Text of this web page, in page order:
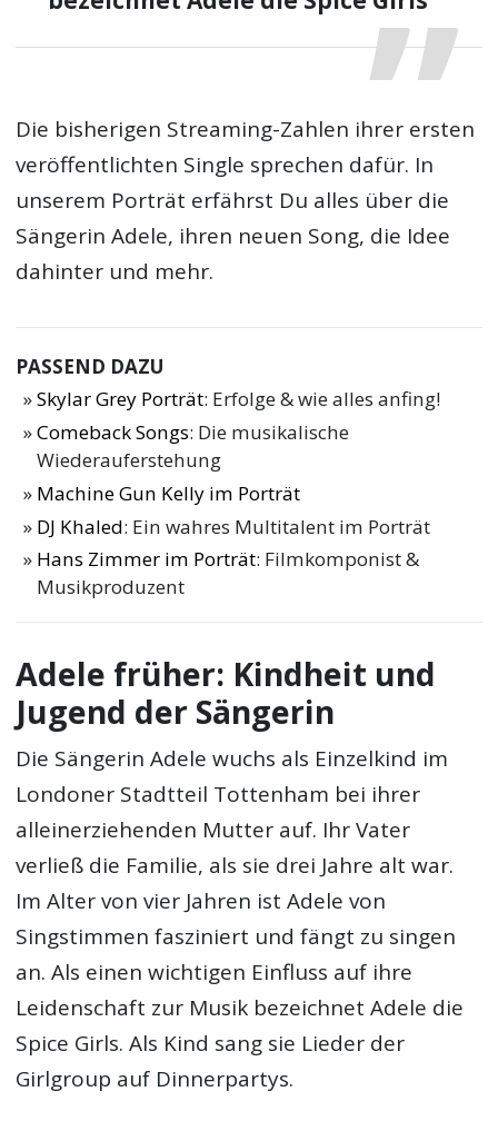
Die bisherigen Streaming-Zahlen ihrer ersten
veröffentlichten Single sprechen dafür. In
unserem Porträt erfährst Du alles über die
Sängerin Adele, ihren neuen Song, die Idee
dahinter und mehr.
PASSEND DAZU
Skylar Grey Porträt: Erfolge & wie alles anfing!
Comeback Songs: Die musikalische
Wiederauferstehung
Machine Gun Kelly im Porträt
DJ Khaled: Ein wahres Multitalent im Porträt
Hans Zimmer im Porträt: Filmkomponist &
Musikproduzent
Adele früher: Kindheit und
Jugend der Sängerin
Die Sängerin Adele wuchs als Einzelkind im
Londoner Stadtteil Tottenham bei ihrer
alleinerziehenden Mutter auf. Ihr Vater
verließ die Familie, als sie drei Jahre alt war.
Im Alter von vier Jahren ist Adele von
Singstimmen fasziniert und fängt zu singen
an. Als einen wichtigen Einfluss auf ihre
Leidenschaft zur Musik bezeichnet Adele die
Spice Girls. Als Kind sang sie Lieder der
Girlgroup auf Dinnerpartys.